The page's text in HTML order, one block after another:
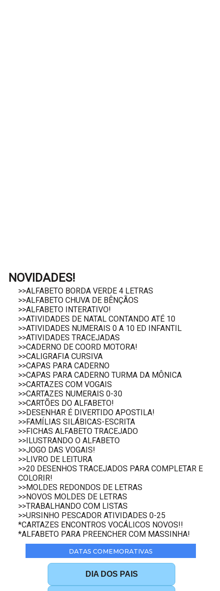
NOVIDADES!
>>ALFABETO BORDA VERDE 4 LETRAS
>>ALFABETO CHUVA DE BÊNÇÃOS
>>ALFABETO INTERATIVO!
>>ATIVIDADES DE NATAL CONTANDO ATÉ 10
>>ATIVIDADES NUMERAIS 0 A 10 ED INFANTIL
>>ATIVIDADES TRACEJADAS
>>CADERNO DE COORD MOTORA!
>>CALIGRAFIA CURSIVA
>>CAPAS PARA CADERNO
>>CAPAS PARA CADERNO TURMA DA MÔNICA
>>CARTAZES COM VOGAIS
>>CARTAZES NUMERAIS 0-30
>>CARTÕES DO ALFABETO!
>>DESENHAR É DIVERTIDO APOSTILA!
>>FAMÍLIAS SILÁBICAS-ESCRITA
>>FICHAS ALFABETO TRACEJADO
>>ILUSTRANDO O ALFABETO
>>JOGO DAS VOGAIS!
>>LIVRO DE LEITURA
>>20 DESENHOS TRACEJADOS PARA COMPLETAR E
COLORIR!
>>MOLDES REDONDOS DE LETRAS
>>NOVOS MOLDES DE LETRAS
>>TRABALHANDO COM LISTAS
>>URSINHO PESCADOR ATIVIDADES 0-25
*CARTAZES ENCONTROS VOCÁLICOS NOVOS!!
*ALFABETO PARA PREENCHER COM MASSINHA!
DATAS COMEMORATIVAS
DIA DOS PAIS